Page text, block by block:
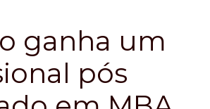
ganha um
pós